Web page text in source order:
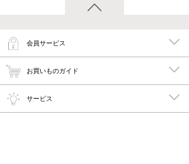
会員サービス
お買いものガイド
サービス